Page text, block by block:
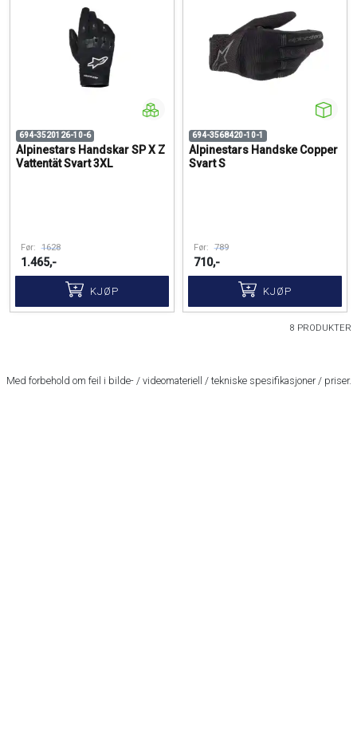
694-3520126-10-6
Alpinestars Handskar SP X Z
Vattentät Svart 3XL
Før: 1628
1.465,-
KJØP
694-3568420-10-1
Alpinestars Handske Copper
Svart S
Før: 789
710,-
KJØP
8 PRODUKTER
Med forbehold om feil i bilde- / videomateriell / tekniske spesifikasjoner / priser.